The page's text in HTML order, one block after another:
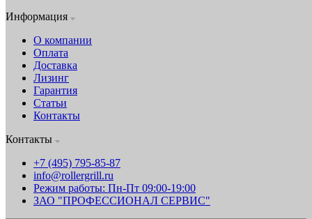
Информация
О компании
Оплата
Доставка
Лизинг
Гарантия
Статьи
Контакты
Контакты
+7 (495) 795-85-87
info@rollergrill.ru
Режим работы: Пн-Пт 09:00-19:00
ЗАО "ПРОФЕССИОНАЛ СЕРВИС"